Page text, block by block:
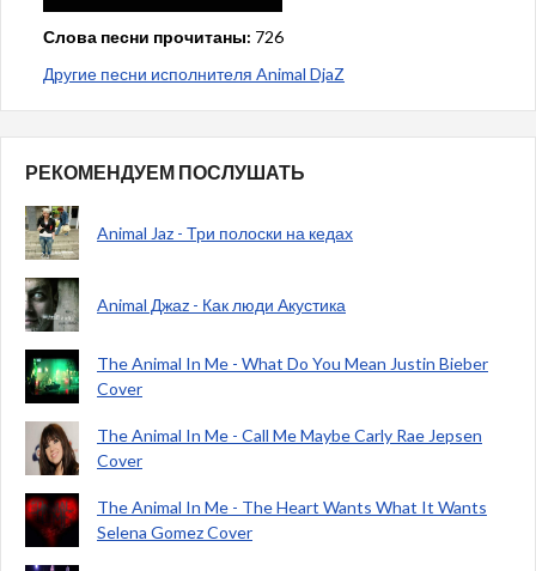
Слова песни прочитаны: 726
Другие песни исполнителя Animal DjaZ
РЕКОМЕНДУЕМ ПОСЛУШАТЬ
Animal Jaz - Три полоски на кедах
Animal Джаz - Как люди Акустика
The Animal In Me - What Do You Mean Justin Bieber
Cover
The Animal In Me - Call Me Maybe Carly Rae Jepsen
Cover
The Animal In Me - The Heart Wants What It Wants
Selena Gomez Cover